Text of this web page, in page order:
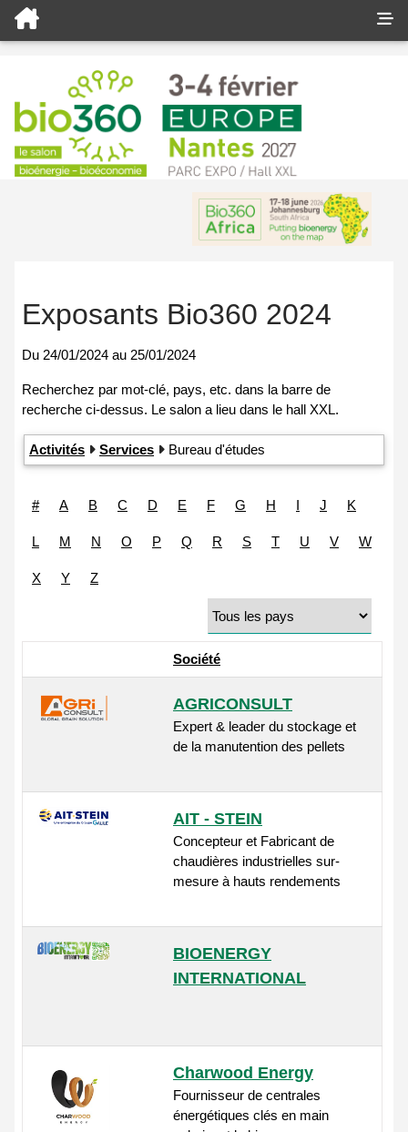
Exposants Bio360 2024
Du 24/01/2024 au 25/01/2024
Activités Services Bureau d'études
# A B C D E F G H I J K
L M N O P Q R S T U V W
X Y Z
Société
AGRICONSULT
Expert & leader du stockage et
de la manutention des pellets
AIT - STEIN
Concepteur et Fabricant de
chaudières industrielles sur-
mesure à hauts rendements
BIOENERGY
INTERNATIONAL
Charwood Energy
Fournisseur de centrales
énergétiques clés en main